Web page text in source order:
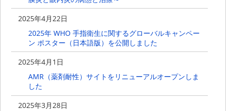
2025年4月22日
2025年 WHO 手指衛生に関するグローバルキャンペー
ン ポスター（日本語版）を公開しました
2025年4月1日
AMR（薬剤耐性）サイトをリニューアルオープンしま
した
2025年3月28日